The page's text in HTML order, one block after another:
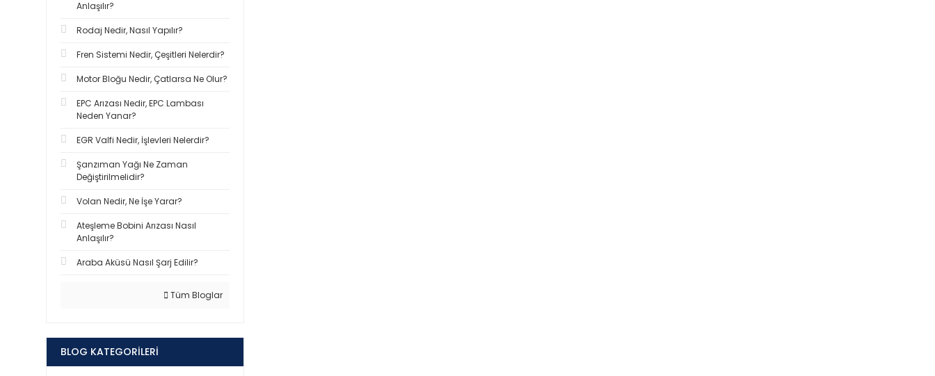
Anlaşılır?
Rodaj Nedir, Nasıl Yapılır?
Fren Sistemi Nedir, Çeşitleri Nelerdir?
Motor Bloğu Nedir, Çatlarsa Ne Olur?
EPC Arızası Nedir, EPC Lambası
Neden Yanar?
EGR Valfi Nedir, İşlevleri Nelerdir?
Şanzıman Yağı Ne Zaman
Değiştirilmelidir?
Volan Nedir, Ne İşe Yarar?
Ateşleme Bobini Arızası Nasıl
Anlaşılır?
Araba Aküsü Nasıl Şarj Edilir?
Tüm Bloglar
BLOG KATEGORILERI